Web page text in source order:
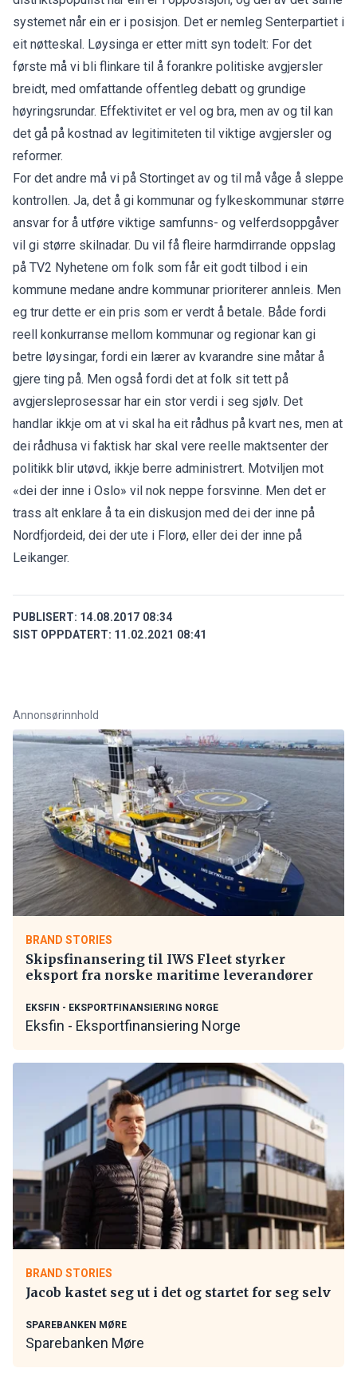
systemet når ein er i posisjon. Det er nemleg Senterpartiet i
eit nøtteskal. Løysinga er etter mitt syn todelt: For det
første må vi bli flinkare til å forankre politiske avgjersler
breidt, med omfattande offentleg debatt og grundige
høyringsrundar. Effektivitet er vel og bra, men av og til kan
det gå på kostnad av legitimiteten til viktige avgjersler og
reformer.
For det andre må vi på Stortinget av og til må våge å sleppe
kontrollen. Ja, det å gi kommunar og fylkeskommunar større
ansvar for å utføre viktige samfunns- og velferdsoppgåver
vil gi større skilnadar. Du vil få fleire harmdirrande oppslag
på TV2 Nyhetene om folk som får eit godt tilbod i ein
kommune medane andre kommunar prioriterer annleis. Men
eg trur dette er ein pris som er verdt å betale. Både fordi
reell konkurranse mellom kommunar og regionar kan gi
betre løysingar, fordi ein lærer av kvarandre sine måtar å
gjere ting på. Men også fordi det at folk sit tett på
avgjersleprosessar har ein stor verdi i seg sjølv. Det
handlar ikkje om at vi skal ha eit rådhus på kvart nes, men at
dei rådhusa vi faktisk har skal vere reelle maktsenter der
politikk blir utøvd, ikkje berre administrert. Motviljen mot
«dei der inne i Oslo» vil nok neppe forsvinne. Men det er
trass alt enklare å ta ein diskusjon med dei der inne på
Nordfjordeid, dei der ute i Florø, eller dei der inne på
Leikanger.
PUBLISERT: 14.08.2017 08:34
SIST OPPDATERT: 11.02.2021 08:41
Annonsørinnhold
BRAND STORIES
Skipsfinansering til IWS Fleet styrker
eksport fra norske maritime leverandører
EKSFIN - EKSPORTFINANSIERING NORGE
Eksfin - Eksportfinansiering Norge
BRAND STORIES
Jacob kastet seg ut i det og startet for seg selv
SPAREBANKEN MØRE
Sparebanken Møre